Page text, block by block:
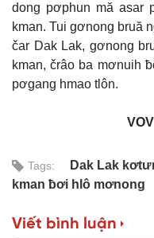
dong pơphun mă asar
kman. Tui gơnong bruă
čar Dak Lak, gơnong
kman, črâo ba mơnuih
pơgang hmao tlôn.
Tags:
Dak Lak
kman ƀơi hlô mơnong
Viết bình luận